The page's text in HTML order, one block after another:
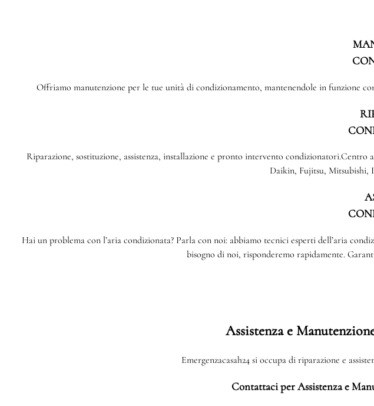
Offriamo manutenzione per le tue unità di condizionamento, mantenendole in funzione
Riparazione, sostituzione, assistenza, installazione e pronto intervento
Daikin, Fujitsu, Mitsubishi,
Hai un problema con l’aria condizionata? Parla con noi: abbiamo tecnici esperti dell’aria
bisogno di noi, risponderemo rapidamente.
Assistenza e
Emergenzacasah24 si occupa di riparazione e
Contattaci per Assistenza e